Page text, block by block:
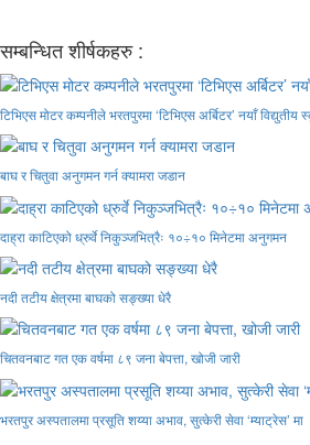
सम्बन्धित शीर्षकहरु :
टिभिएस मोटर कम्पनीले भरतपुरमा ‘टिभिएस अर्बिटर’ नयाँ
बाघ र चितुवा अनुगमन गर्न क्यामरा जडान
दाह्रा काटिएको ध्रुर्वे निकुञ्जभित्रैः १०÷१० मिनेटमा अनुगमन
नदी तटीय क्षेत्रमा बाघको सङ्ख्या धेरै
चितवनबाट गत एक वर्षमा ८९ जना बेपत्ता, खोजी जारी
भरतपुर अस्पतालमा प्रसूति शय्या अभाव, सुत्केरी सेवा ‘म्याट्रेस’ मा